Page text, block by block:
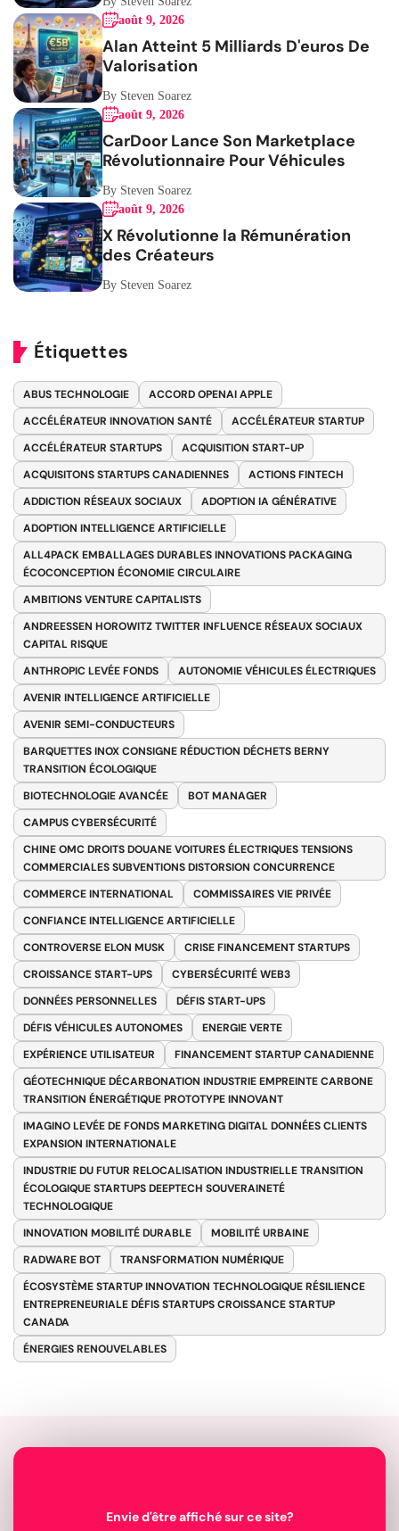
août 9, 2026
Alan Atteint 5 Milliards D'euros De
Valorisation
By Steven Soarez
août 9, 2026
CarDoor Lance Son Marketplace
Révolutionnaire Pour Véhicules
By Steven Soarez
août 9, 2026
X Révolutionne la Rémunération
des Créateurs
By Steven Soarez
Étiquettes
ABUS TECHNOLOGIE
ACCORD OPENAI APPLE
ACCÉLÉRATEUR INNOVATION SANTÉ
ACCÉLÉRATEUR STARTUP
ACCÉLÉRATEUR STARTUPS
ACQUISITION START-UP
ACQUISITONS STARTUPS CANADIENNES
ACTIONS FINTECH
ADDICTION RÉSEAUX SOCIAUX
ADOPTION IA GÉNÉRATIVE
ADOPTION INTELLIGENCE ARTIFICIELLE
ALL4PACK EMBALLAGES DURABLES INNOVATIONS PACKAGING
ÉCOCONCEPTION ÉCONOMIE CIRCULAIRE
AMBITIONS VENTURE CAPITALISTS
ANDREESSEN HOROWITZ TWITTER INFLUENCE RÉSEAUX SOCIAUX
CAPITAL RISQUE
ANTHROPIC LEVÉE FONDS
AUTONOMIE VÉHICULES ÉLECTRIQUES
AVENIR INTELLIGENCE ARTIFICIELLE
AVENIR SEMI-CONDUCTEURS
BARQUETTES INOX CONSIGNE RÉDUCTION DÉCHETS BERNY
TRANSITION ÉCOLOGIQUE
BIOTECHNOLOGIE AVANCÉE
BOT MANAGER
CAMPUS CYBERSÉCURITÉ
CHINE OMC DROITS DOUANE VOITURES ÉLECTRIQUES TENSIONS
COMMERCIALES SUBVENTIONS DISTORSION CONCURRENCE
COMMERCE INTERNATIONAL
COMMISSAIRES VIE PRIVÉE
CONFIANCE INTELLIGENCE ARTIFICIELLE
CONTROVERSE ELON MUSK
CRISE FINANCEMENT STARTUPS
CROISSANCE START-UPS
CYBERSÉCURITÉ WEB3
DONNÉES PERSONNELLES
DÉFIS START-UPS
DÉFIS VÉHICULES AUTONOMES
ENERGIE VERTE
EXPÉRIENCE UTILISATEUR
FINANCEMENT STARTUP CANADIENNE
GÉOTECHNIQUE DÉCARBONATION INDUSTRIE EMPREINTE CARBONE
TRANSITION ÉNERGÉTIQUE PROTOTYPE INNOVANT
IMAGINO LEVÉE DE FONDS MARKETING DIGITAL DONNÉES CLIENTS
EXPANSION INTERNATIONALE
INDUSTRIE DU FUTUR RELOCALISATION INDUSTRIELLE TRANSITION
ÉCOLOGIQUE STARTUPS DEEPTECH SOUVERAINETÉ
TECHNOLOGIQUE
INNOVATION MOBILITÉ DURABLE
MOBILITÉ URBAINE
RADWARE BOT
TRANSFORMATION NUMÉRIQUE
ÉCOSYSTÈME STARTUP INNOVATION TECHNOLOGIQUE RÉSILIENCE
ENTREPRENEURIALE DÉFIS STARTUPS CROISSANCE STARTUP
CANADA
ÉNERGIES RENOUVELABLES
Envie d'être affiché sur ce site?